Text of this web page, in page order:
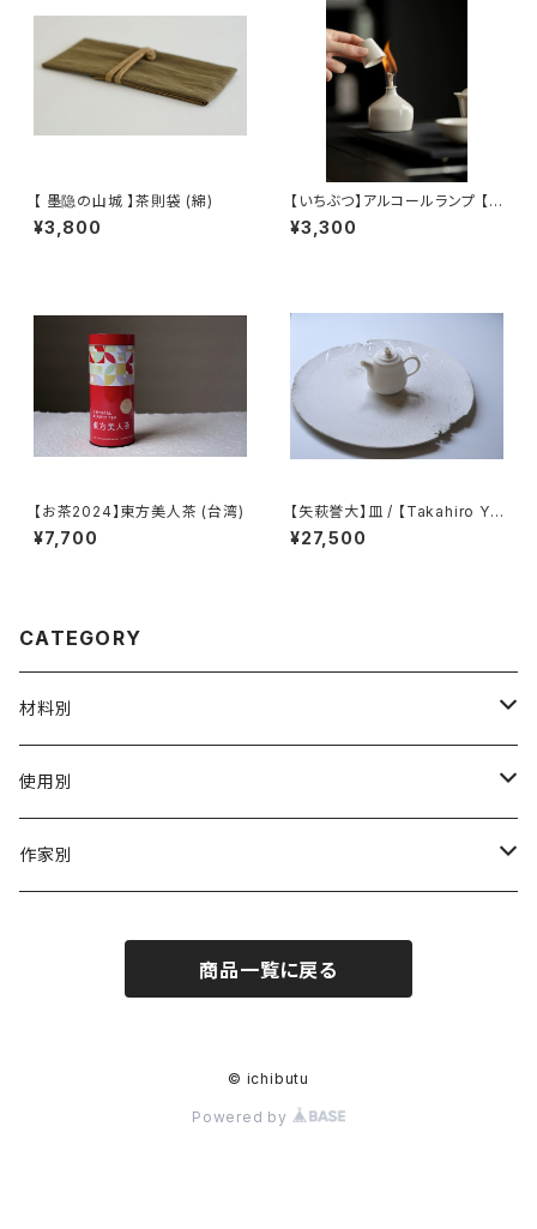
【 墨隐の山城 】茶則袋 (綿)
¥3,800
【いちぶつ】アルコールランプ 【 i
chibutu 】Alcohol Lamp
¥3,300
【お茶2024】東方美人茶 (台湾)
¥7,700
【矢萩誉大】皿 / 【Takahiro Ya
hagi】plate
¥27,500
CATEGORY
材料別
陶磁器
ガラス
使用別
茶壺 急须 土瓶
作家別
商品一覧に戻る
© ichibutu
Powered by